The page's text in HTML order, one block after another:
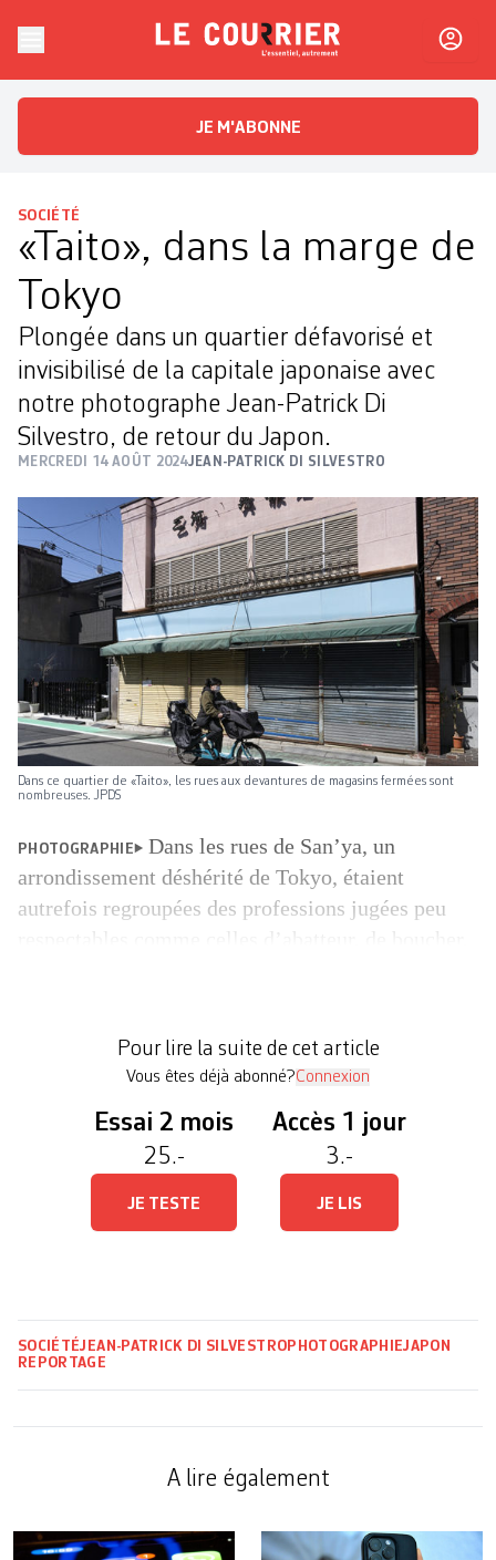
Le CourrierL'essentiel, autrement
JE M'ABONNE
SOCIÉTÉ
«Taito», dans la marge de
Tokyo
Plongée dans un quartier défavorisé et
invisibilisé de la capitale japonaise avec
notre photographe Jean-Patrick Di
Silvestro, de retour du Japon.
MERCREDI 14 AOÛT 2024JEAN-PATRICK DI SILVESTRO
Dans ce quartier de «Taito», les rues aux devantures de magasins fermées sont
nombreuses. JPDS
PHOTOGRAPHIE
Dans les rues de San’ya, un
arrondissement déshérité de Tokyo, étaient
autrefois regroupées des professions jugées peu
journaliers s’y sont regroupés. Exploités sans […]
Pour lire la suite de cet article
Vous êtes déjà abonné?Connexion
Essai 2 mois
25.-
JE TESTE
Accès 1 jour
3.-
JE LIS
SOCIÉTÉJEAN-PATRICK DI SILVESTRO PHOTOGRAPHIEJAPON
REPORTAGE
A lire également